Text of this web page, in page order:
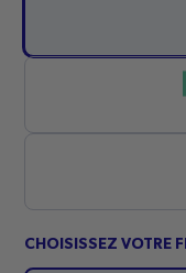
CHOISISSEZ VOTRE